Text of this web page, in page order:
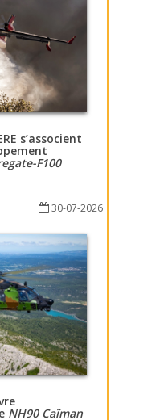
s’associent
F100
30-07-2026
NH90 Caïman